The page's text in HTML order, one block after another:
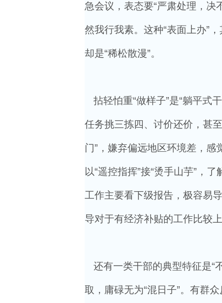
急会议，表态要“严肃处理，决
然我行我素。这种“表面上办”
却是“稀松散漫”。
拈轻怕重“做样子”是“躺平式
任务挑三拣四、讨价还价，甚
门”，嫌弃偏远地区环境差，感
以“遥控指挥”接“烫手山芋”，
工作主要看下级报告，极容易
导对于有经济补贴的工作比较
还有一类干部的典型特征是“
取，庸碌无为“混日子”。有群